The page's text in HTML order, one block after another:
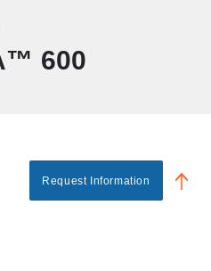
600
Request Information